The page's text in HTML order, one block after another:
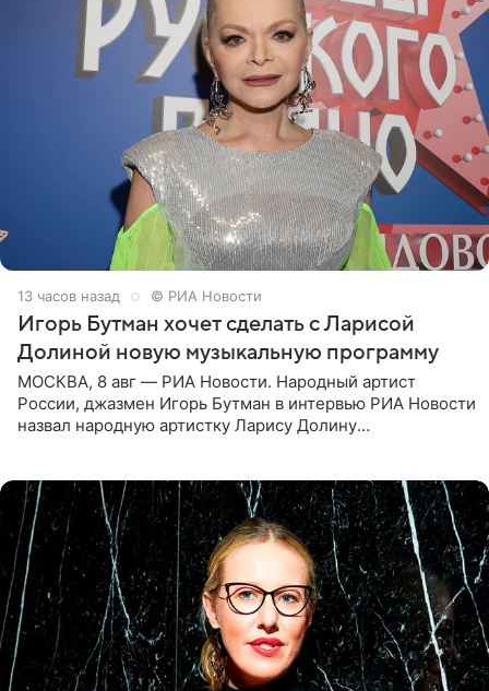
13 часов назад © РИА Новости
Игорь Бутман хочет сделать с Ларисой
Долиной новую музыкальную программу
МОСКВА, 8 авг — РИА Новости. Народный артист
России, джазмен Игорь Бутман в интервью РИА Новости
назвал народную артистку Ларису Долину